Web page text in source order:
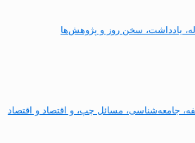
جامعه‌شناسی، مسائل چپ، و اقتصاد و اقتصاد